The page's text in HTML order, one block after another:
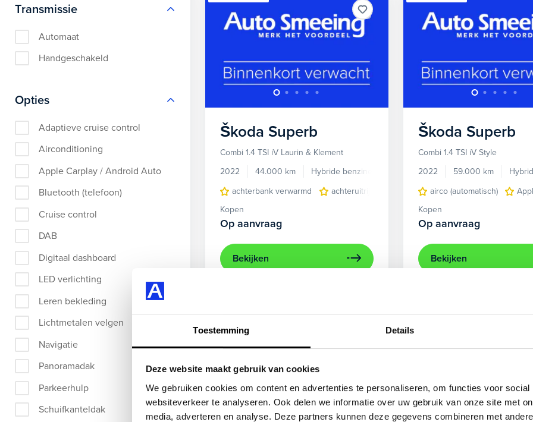
Toestemming Details
Deze website maakt gebruik van cookies
We gebruiken cookies om content en advertenties te personaliseren, om functies voor social
websiteverkeer te analyseren. Ook delen we informatie over uw gebruik van onze site met
media, adverteren en analyse. Deze partners kunnen deze gegevens combineren met
Transmissie
Automaat
Handgeschakeld
Opties
Adaptieve cruise control
Airconditioning
Apple Carplay / Android Auto
Bluetooth (telefoon)
Cruise control
DAB
Digitaal dashboard
LED verlichting
Leren bekleding
Lichtmetalen velgen
Navigatie
Panoramadak
Parkeerhulp
Schuifkanteldak
Škoda Superb
Combi 1.4 TSI iV Laurin & Klement
2022
44.000 km Hybride benzine
Automaat
achterbank verwarmd
achteruitrijcamera Apple Carplay/Android Auto
Kopen
Op aanvraag
Bekijken
Škoda Superb
Combi 1.4 TSI iV Style
2022
59.000 km
airco (automatisch)
Kopen
Op aanvraag
Bekijken
Beschikbaar